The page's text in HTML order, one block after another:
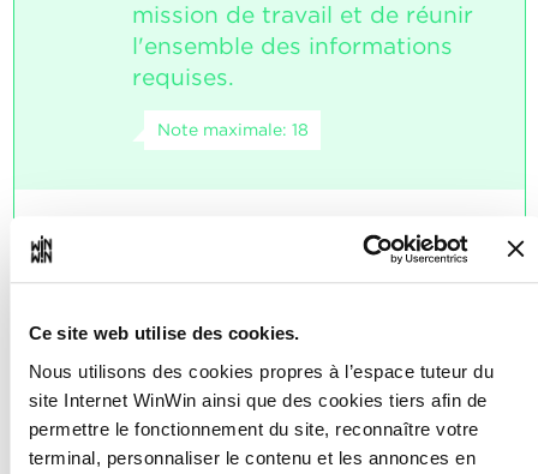
Ce site web utilise des cookies.
Nous utilisons des cookies propres à l’espace tuteur du
site Internet WinWin ainsi que des cookies tiers afin de
permettre le fonctionnement du site, reconnaître votre
terminal, personnaliser le contenu et les annonces en
mission de travail et de réunir
l'ensemble des informations
requises.
Note maximale: 18
L'élève prend connaissance de
légal,
il identifie les produits,
il prend connaissance de la posologie.
L'élève prend connaissance des
circonstances:
il applique une technique